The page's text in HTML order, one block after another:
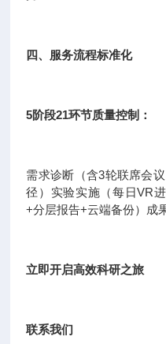
四、服务流程标准化
5阶段21环节质量控制：
需求诊断（含3轮联席会
径）实验实施（每日VR
+分层报告+云端备份）成
立即开启高效科研之旅
联系我们